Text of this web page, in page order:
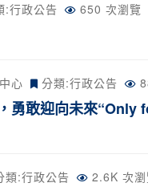
:行政公告 650 次瀏覽
心 分類:行政公告
勇敢迎向未來
類:行政公告 2.6K 次